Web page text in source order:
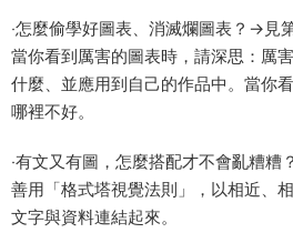
‧怎麼偷學好圖表、消滅爛圖表？→見
當你看到厲害的圖表時，請深思：厲
什麼、並應用到自己的作品中。當你
哪裡不好。
‧有文又有圖，怎麼搭配才不會亂糟
善用「格式塔視覺法則」，以相近、
文字與資料連結起來。